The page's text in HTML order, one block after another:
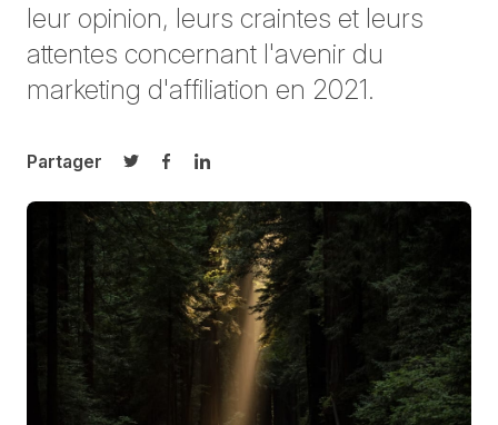
leur opinion, leurs craintes et leurs
attentes concernant l'avenir du
marketing d'affiliation en 2021.
Partager
Partager sur Twitter
Partager sur Facebook
Partager sur LinkedIn